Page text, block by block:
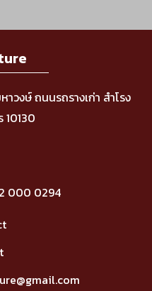
วงษ์ ถนนรถรางเก่า สำโรง
10130
000 0294